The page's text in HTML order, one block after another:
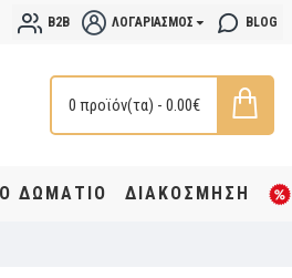
B2B ΛΟΓΑΡΙΑΣΜΌΣ BLOG
0 προϊόν(τα) - 0.00€
ΔΩΜΑΤΙΟ ΔΙΑΚΟΣΜΗΣΗ